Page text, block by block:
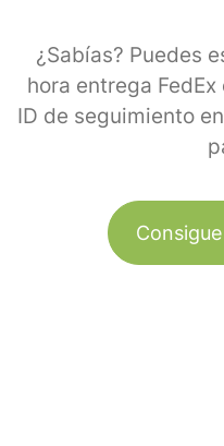
¿Sabías? Puedes
hora entrega
ID de seguimiento